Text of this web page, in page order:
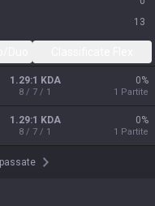
13
1.29:1 KDA
8 / 7 / 1
0%
1 Partite
1.29:1 KDA
8 / 7 / 1
0%
1 Partite